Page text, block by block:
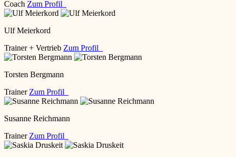
Coach Zum Profil
Ulf Meierkord
Trainer + Vertrieb Zum Profil
Torsten Bergmann
Trainer Zum Profil
Susanne Reichmann
Trainer Zum Profil